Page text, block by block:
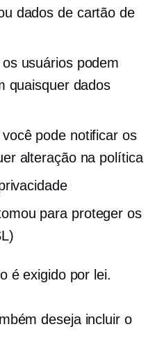
dados de cartão de
usuários podem
quaisquer dados
pode notificar os
alteração na política
para proteger os
é exigido por lei.
deseja incluir o